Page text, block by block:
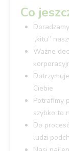
Co
„kitu”
Ważne
Ciebie
Potrafimy
szybko to
Do
ludzi